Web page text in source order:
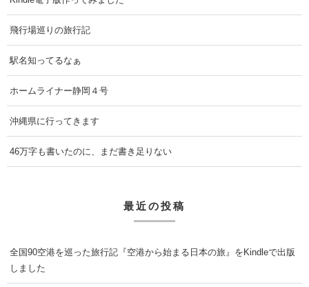
飛行場巡りの旅行記
駅名知ってるなぁ
ホームライナー静岡４号
沖縄県に行ってきます
46万字も書いたのに、まだ書き足りない
最近の投稿
全国90空港を巡った旅行記『空港から始まる日本の旅』をKindleで出版
しました